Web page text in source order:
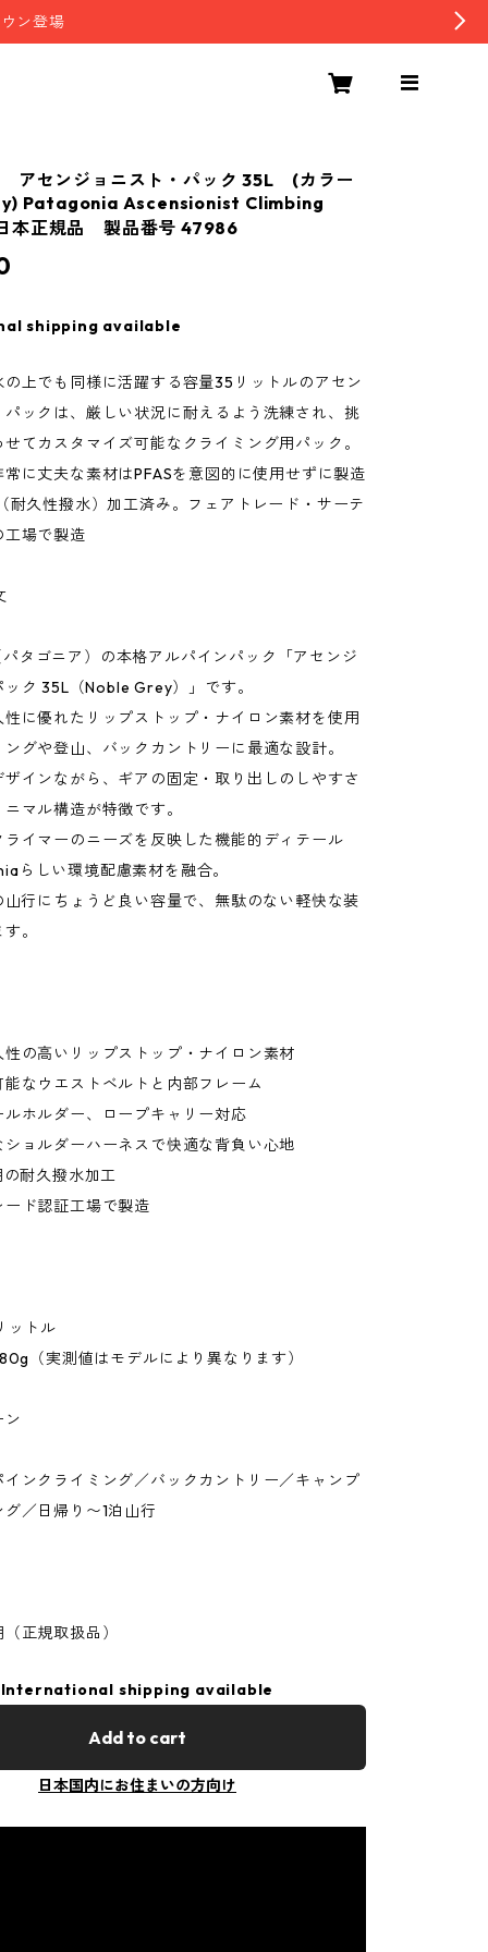
ン登場
アセンジョニスト・パック 35L (カラー
Patagonia Ascensionist Climbing
本正規品 製品番号 47986
shipping available
上でも同様に活躍する容量35リットルのアセン
ックは、厳しい状況に耐えるよう洗練され、挑
てカスタマイズ可能なクライミング用パック。
に丈夫な素材はPFASを意図的に使用せずに製造
耐久性撥水）加工済み。フェアトレード・サーテ
場で製造
タゴニア）の本格アルパインパック「アセンジ
ク 35L（Noble Grey）」です。
に優れたリップストップ・ナイロン素材を使用
グや登山、バックカントリーに最適な設計。
インながら、ギアの固定・取り出しのしやすさ
マル構造が特徴です。
イマーのニーズを反映した機能的ディテール
らしい環境配慮素材を融合。
山行にちょうど良い容量で、無駄のない軽快な装
。
の高いリップストップ・ナイロン素材
なウエストベルトと内部フレーム
ホルダー、ロープキャリー対応
ョルダーハーネスで快適な背負い心地
耐久撥水加工
ド認証工場で製造
ットル
（実測値はモデルにより異なります）
ン
ンクライミング／バックカントリー／キャンプ
／日帰り〜1泊山行
正規取扱品）
International shipping available
Add to cart
日本国内にお住まいの方向け